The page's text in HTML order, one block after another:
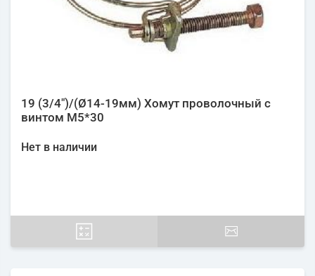
19 (3/4")/(Ø14-19мм) Хомут проволочный с
винтом М5*30
Нет в наличии